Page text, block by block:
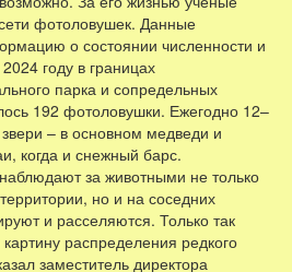
фотоловушек. Данные
о состоянии численности и
году в границах
парка и сопредельных
192 фотоловушки. Ежегодно 12–
– в основном медведи и
когда и снежный барс.
за животными не только
но и на соседних
и расселяются. Только так
распределения редкого
заместитель директора